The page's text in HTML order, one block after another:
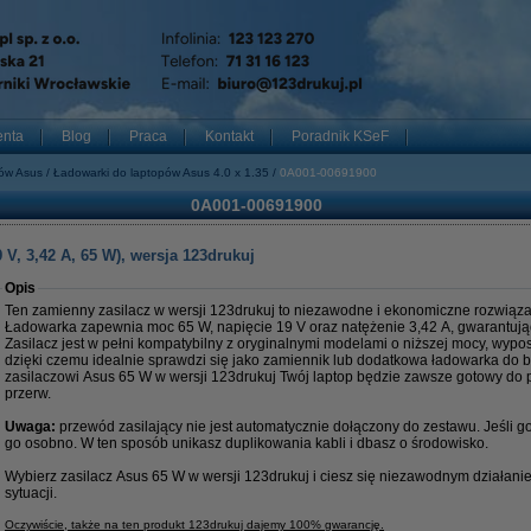
Blog Praca Kontakt Poradnik KSeF
Asus Ładowarki do laptopów Asus 4.0 x 1.35 0A001-00691900
0A001-00691900
3,42 A, 65 W), wersja 123drukuj
Opis
Ten zamienny zasilacz w wersji 123drukuj to niezawodne i ekonomiczne
Ładowarka zapewnia moc 65 W, napięcie 19 V oraz natężenie 3,42 A,
Zasilacz jest w pełni kompatybilny z oryginalnymi modelami o niższej mocy,
dzięki czemu idealnie sprawdzi się jako zamiennik lub dodatkowa ładowarka do
zasilaczowi Asus 65 W w wersji 123drukuj Twój laptop będzie zawsze gotowy do
przerw.
Uwaga: przewód zasilający nie jest automatycznie dołączony do zestawu. Jeśli
go osobno. W ten sposób unikasz duplikowania kabli i dbasz o środowisko.
Wybierz zasilacz Asus 65 W w wersji 123drukuj i ciesz się niezawodnym
sytuacji.
Oczywiście, także na ten produkt 123drukuj dajemy 100% gwarancję.